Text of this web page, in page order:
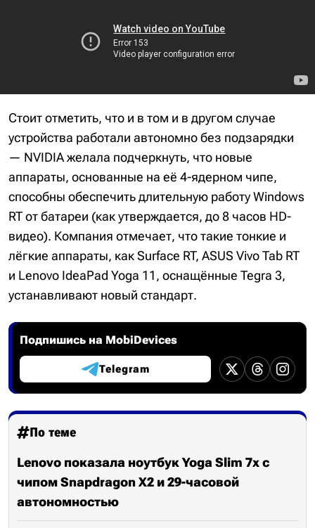
Стоит отметить, что и в том и в другом случае
устройства работали автономно без подзарядки
— NVIDIA желала подчеркнуть, что новые
аппараты, основанные на её 4-ядерном чипе,
способны обеспечить длительную работу Windows
RT от батареи (как утверждается, до 8 часов HD-
видео). Компания отмечает, что такие тонкие и
лёгкие аппараты, как Surface RT, ASUS Vivo Tab RT
и Lenovo IdeaPad Yoga 11, оснащённые Tegra 3,
устанавливают новый стандарт.
Подпишись на MobiDevices
Telegram
По теме
Lenovo показала ноутбук Yoga Slim 7x с
чипом Snapdragon X2 и 29-часовой
автономностью